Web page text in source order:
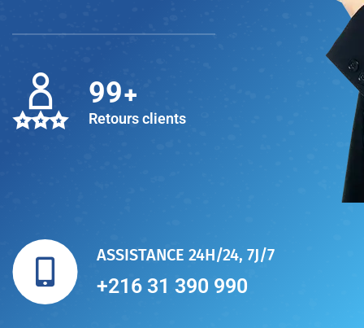
100
Retours clients
ASSISTANCE 24H/24, 7J/7
+216 31 390 990